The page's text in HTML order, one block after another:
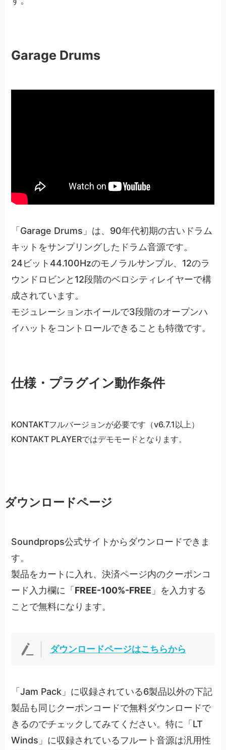
Garage Drums
「Garage Drums」は、90年代初期の古いドラム
キットをサンプリングしたドラム音源です。
24ビット44.100Hzのモノラルサンプル、12のラ
ウンドロビンと12段階のベロシティレイヤーで構
成されています。
モジュレーションホイールで3段階のオープンハ
イハットをコントロールできることも特徴です。
仕様・プラグイン動作条件
KONTAKTフルバージョンが必要です（v6.7.1以上）
KONTAKT PLAYERではデモモードとなります。
ダウンロードページ
Soundprops公式サイトからダウンロードできま
す。
製品をカートに入れ、決済ページ内のクーポンコ
ード入力欄に「 FREE-100%-FREE 」を入力する
ことで無料になります。
ダウンロードページはこちらから
「Jam Pack」に収録されている6製品以外の下記
製品も同じクーポンコードで無料ダウンロードで
きるのでチェックしてみてください。特に「LT
Winds」に収録されているフルート音源は汎用性